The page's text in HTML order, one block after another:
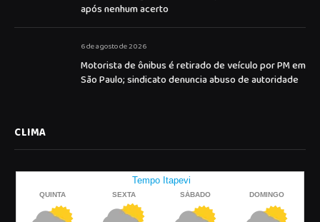
após nenhum acerto
6 de agosto de 2026
Motorista de ônibus é retirado de veículo por PM em
São Paulo; sindicato denuncia abuso de autoridade
CLIMA